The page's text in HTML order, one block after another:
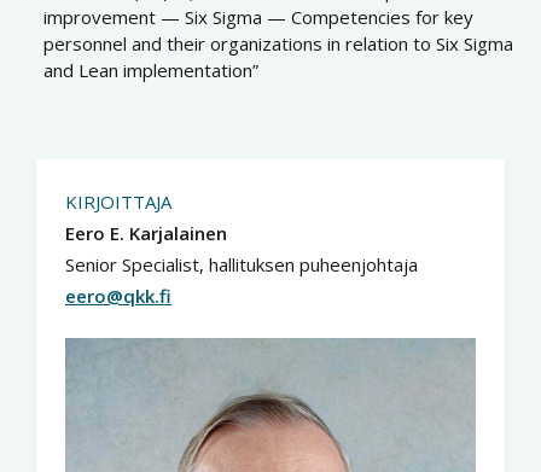
improvement — Six Sigma — Competencies for key
personnel and their organizations in relation to Six Sigma
and Lean implementation”
KIRJOITTAJA
Eero E. Karjalainen
Senior Specialist, hallituksen puheenjohtaja
eero@qkk.fi